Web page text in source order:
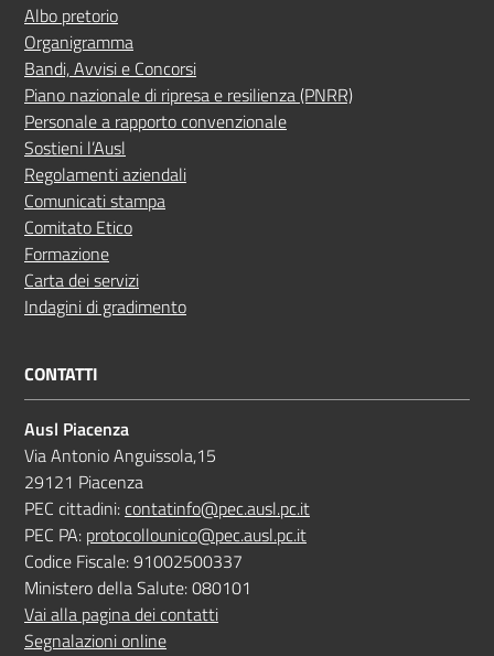
Albo pretorio
Organigramma
Bandi, Avvisi e Concorsi
Piano nazionale di ripresa e resilienza (PNRR)
Personale a rapporto convenzionale
Sostieni l’Ausl
Regolamenti aziendali
Comunicati stampa
Comitato Etico
Formazione
Carta dei servizi
Indagini di gradimento
CONTATTI
Ausl Piacenza
Via Antonio Anguissola,15
29121 Piacenza
PEC cittadini:contatinfo@pec.ausl.pc.it
PEC PA: protocollounico@pec.ausl.pc.it
Codice Fiscale: 91002500337
Ministero della Salute: 080101
Vai alla pagina dei contatti
Segnalazioni online